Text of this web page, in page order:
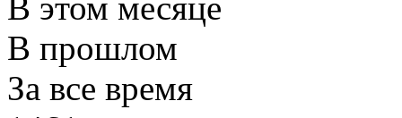
В прошлом
За все время